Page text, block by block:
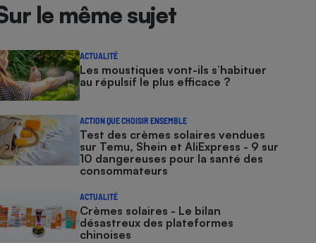
le même sujet
ACTUALITÉ
Les moustiques vont-ils s’habituer
au répulsif le plus efficace ?
ACTION QUE CHOISIR ENSEMBLE
Test des crèmes solaires vendues
sur Temu, Shein et AliExpress - 9 sur
10 dangereuses pour la santé des
consommateurs
ACTUALITÉ
Crèmes solaires - Le bilan
désastreux des plateformes
chinoises